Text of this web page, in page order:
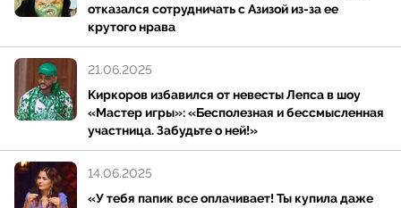
• В марте 2025 года СМИ писали о сумме
автомобильных штрафов, числившихся за
блогером, превышающей 600 тысяч рублей.
• В 2025 году он публично заявил, что
рассматривает американский рынок скорее как
площадку для проектов, а не как место постоянного
проживания.
отказался сотрудничать с Азизой из-за ее
крутого нрава
Киркоров избавился от невесты Лепса в шоу
«Мастер игры»: «Бесполезная и бессмысленная
участница. Забудьте о ней!»
21.06.2025
«У тебя папик все оплачивает! Ты купила даже
14.06.2025